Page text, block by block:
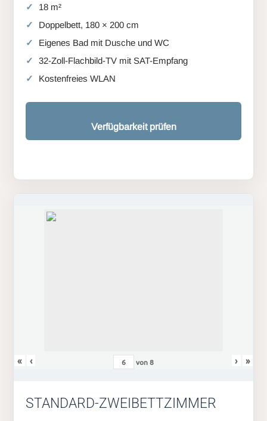
18 m²
Doppelbett, 180 × 200 cm
Eigenes Bad mit Dusche und WC
32-Zoll-Flachbild-TV mit SAT-Empfang
Kostenfreies WLAN
Verfügbarkeit prüfen
« ‹ von8 › »
STANDARD-ZWEIBETTZIMMER